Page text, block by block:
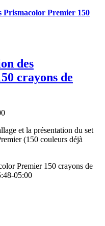
Prismacolor Premier 150
des
crayons de
et la présentation du set
(150 couleurs déjà
Premier 150 crayons de
05:00